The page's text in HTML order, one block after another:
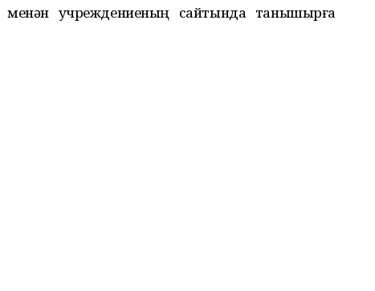
учреждениеның сайтында танышырға